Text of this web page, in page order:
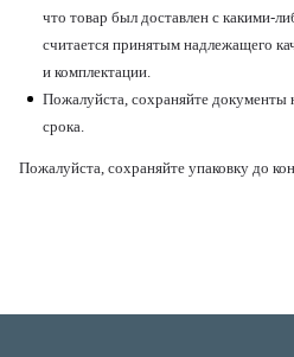
что товар был доставлен с какими-
считается принятым надлежащего
и комплектации.
Пожалуйста, сохраняйте документы
срока.
Пожалуйста, сохраняйте упаковку до